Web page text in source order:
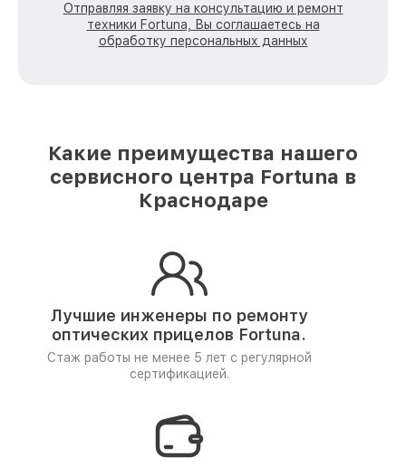
Отправляя заявку на консультацию и ремонт
техники Fortuna, Вы соглашаетесь на
обработку персональных данных
Какие преимущества нашего
сервисного центра Fortuna в
Краснодаре
Лучшие инженеры по ремонту
оптических прицелов Fortuna.
Стаж работы не менее 5 лет с регулярной
сертификацией.